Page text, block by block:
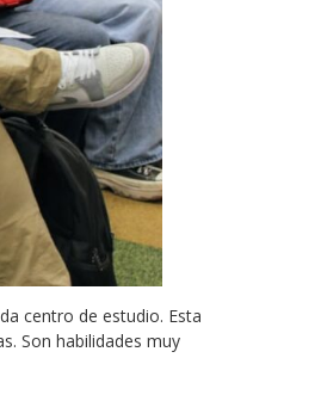
centro de estudio. Esta
Son habilidades muy